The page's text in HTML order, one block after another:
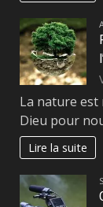
La nature
Dieu pour
Lire la suite